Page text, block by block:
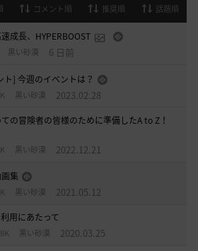
コメント順 推奨順 話題順
成長、HYPERBOOST
黒い砂漠 6 日前
ト] 今週のイベントは？
黒い砂漠 2023.02.28
の冒険者の皆様のために準備したA to Z！
黒い砂漠 2022.12.21
集
黒い砂漠 2021.05.12
用にあたって
黒い砂漠 2020.03.25